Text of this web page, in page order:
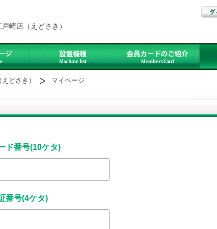
崎店（えどさき）
どさき） マイページ
ド番号(10ケタ)
番号(4ケタ)